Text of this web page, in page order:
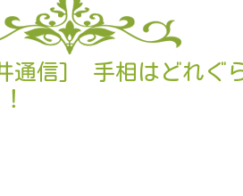
通信] 手相はどれぐ